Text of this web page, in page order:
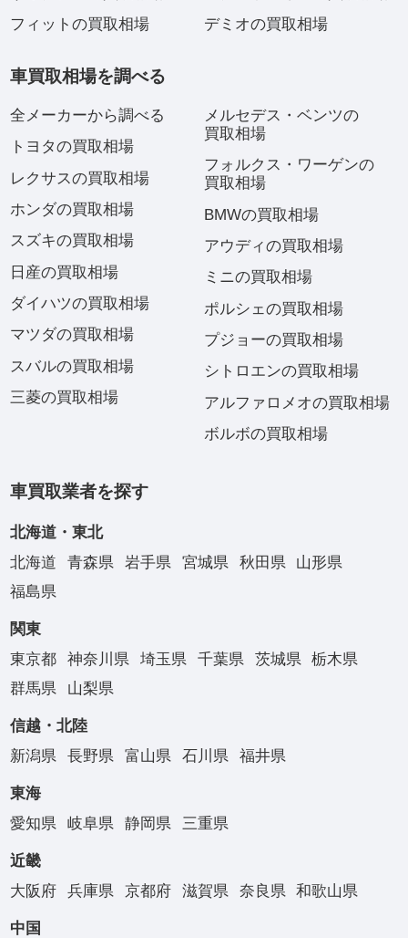
フィットの買取相場
デミオの買取相場
車買取相場を調べる
全メーカーから調べる
トヨタの買取相場
レクサスの買取相場
ホンダの買取相場
スズキの買取相場
日産の買取相場
ダイハツの買取相場
マツダの買取相場
スバルの買取相場
三菱の買取相場
メルセデス・ベンツの
買取相場
フォルクス・ワーゲンの
買取相場
BMWの買取相場
アウディの買取相場
ミニの買取相場
ポルシェの買取相場
プジョーの買取相場
シトロエンの買取相場
アルファロメオの買取相場
ボルボの買取相場
車買取業者を探す
北海道・東北
北海道
青森県 岩手県 宮城県 秋田県
山形県
福島県
関東
東京都
神奈川県 埼玉県 千葉県 茨城県
栃木県
群馬県
山梨県
信越・北陸
新潟県
長野県 富山県 石川県 福井県
東海
愛知県
岐阜県 静岡県 三重県
近畿
大阪府
兵庫県 京都府 滋賀県 奈良県 和歌山県
中国